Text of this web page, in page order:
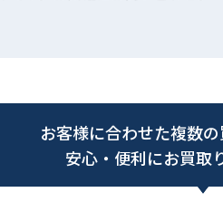
お客様に合わせた複数の
安心・便利にお買取